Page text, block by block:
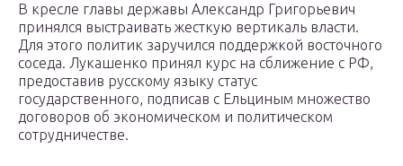
В кресле главы державы Александр Григорьевич
принялся выстраивать жесткую вертикаль власти.
Для этого политик заручился поддержкой восточного
соседа. Лукашенко принял курс на сближение с РФ,
предоставив русскому языку статус
государственного, подписав с Ельциным множество
договоров об экономическом и политическом
сотрудничестве.